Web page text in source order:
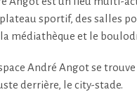
sportif, des salles
médiathèque et le
André Angot se
derrière, le city-stade.